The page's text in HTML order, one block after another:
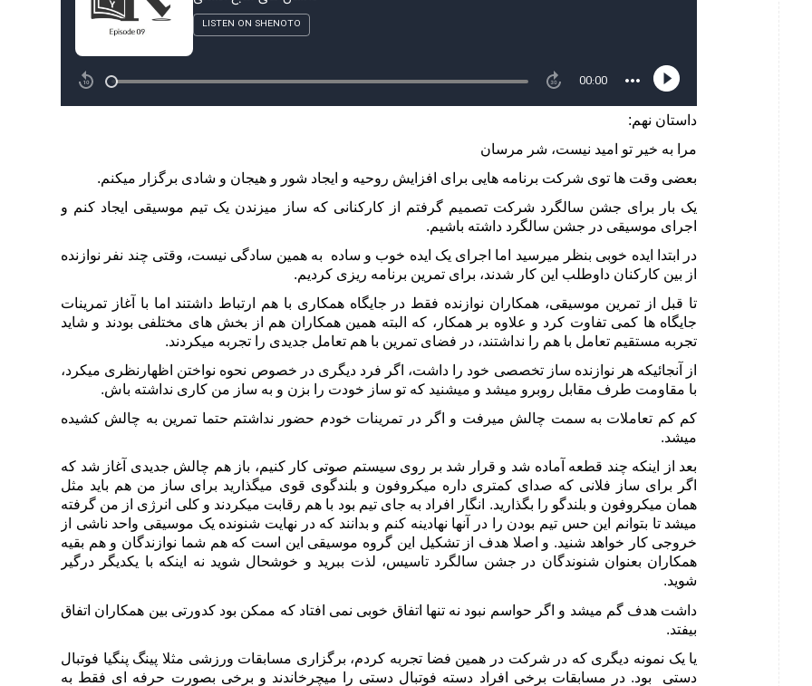
داستان نهم:
مرا به خیر تو امید نیست، شر مرسان
بعضی وقت ها توی شرکت برنامه هایی برای افزایش روحیه و ایجاد شور و هیجان و شادی برگزار میکنم.
یک بار برای جشن سالگرد شرکت تصمیم گرفتم از کارکنانی که ساز میزندن یک تیم موسیقی ایجاد کنم و
اجرای موسیقی در جشن سالگرد داشته باشیم.
در ابتدا ایده خوبی بنظر میرسید اما اجرای یک ایده خوب و ساده به همین سادگی نیست، وقتی چند نفر نوازنده
از بین کارکنان داوطلب این کار شدند، برای تمرین برنامه ریزی کردیم.
تا قبل از تمرین موسیقی، همکاران نوازنده فقط در جایگاه همکاری با هم ارتباط داشتند اما با آغاز تمرینات
جایگاه ها کمی تفاوت کرد و علاوه بر همکار، که البته همین همکاران هم از بخش های مختلفی بودند و شاید
تجربه مستقیم تعامل با هم را نداشتند، در فضای تمرین با هم تعامل جدیدی را تجربه میکردند.
از آنجائیکه هر نوازنده ساز تخصصی خود را داشت، اگر فرد دیگری در خصوص نحوه نواختن اظهارنظری میکرد،
با مقاومت طرف مقابل روبرو میشد و میشنید که تو ساز خودت را بزن و به ساز من کاری نداشته باش.
کم کم تعاملات به سمت چالش میرفت و اگر در تمرینات خودم حضور نداشتم حتما تمرین به چالش کشیده
میشد.
بعد از اینکه چند قطعه آماده شد و قرار شد بر روی سیستم صوتی کار کنیم، باز هم چالش جدیدی آغاز شد که
اگر برای ساز فلانی که صدای کمتری داره میکروفون و بلندگوی قوی میگذارید برای ساز من هم باید مثل
همان میکروفون و بلندگو را بگذارید. انگار افراد به جای تیم بود با هم رقابت میکردند و کلی انرژی از من گرفته
میشد تا بتوانم این حس تیم بودن را در آنها نهادینه کنم و بدانند که در نهایت شنونده یک موسیقی واحد ناشی از
خروجی کار خواهد شنید. و اصلا هدف از تشکیل این گروه موسیقی این است که هم شما نوازندگان و هم بقیه
همکاران بعنوان شنوندگان در جشن سالگرد تاسیس، لذت ببرید و خوشحال شوید نه اینکه با یکدیگر درگیر
شوید.
داشت هدف گم میشد و اگر حواسم نبود نه تنها اتفاق خوبی نمی افتاد که ممکن بود کدورتی بین همکاران اتفاق
بیفتد.
یا یک نمونه دیگری که در شرکت در همین فضا تجربه کردم، برگزاری مسابقات ورزشی مثلا پینگ پنگیا فوتبال
دستی بود. در مسابقات برخی افراد دسته فوتبال دستی را میچرخاندند و برخی بصورت حرفه ای فقط به